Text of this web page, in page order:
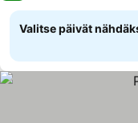
Valitse päivät